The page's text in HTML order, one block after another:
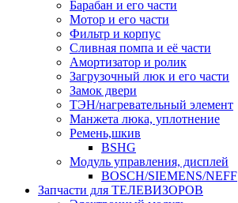
Барабан и его части
Мотор и его части
Фильтр и корпус
Сливная помпа и её части
Амортизатор и ролик
Загрузочный люк и его части
Замок двери
ТЭН/нагревательный элемент
Манжета люка, уплотнение
Ремень,шкив
BSHG
Модуль управления, дисплей
BOSCH/SIEMENS/NEFF
Запчасти для ТЕЛЕВИЗОРОВ